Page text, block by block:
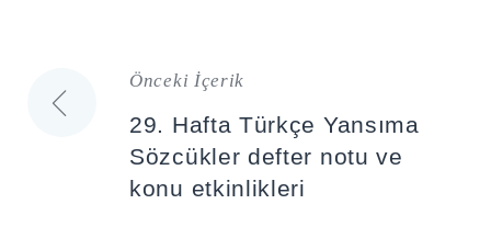
Yazı
gezinmesi
Önceki İçerik
29. Hafta Türkçe Yansıma
Sözcükler defter notu ve
konu etkinlikleri